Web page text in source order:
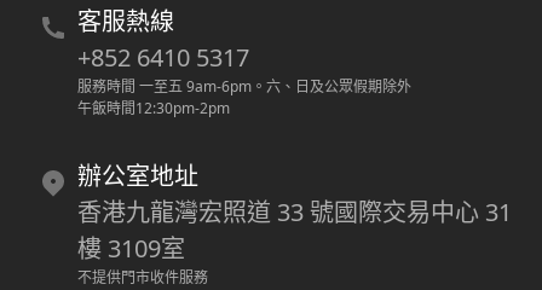
客服熱線
+852 6410 5317
服務時間 一至五 9am-6pm 。 六、日及公眾假期除外
午飯時間12:30pm-2pm
辦公室地址
香港九龍灣宏照道 33 號國際交易中心 31
樓 3109室
不提供門市收件服務